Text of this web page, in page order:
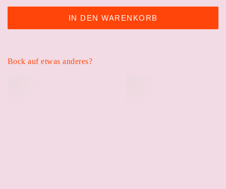
IN DEN WARENKORB
Bock auf etwas anderes?